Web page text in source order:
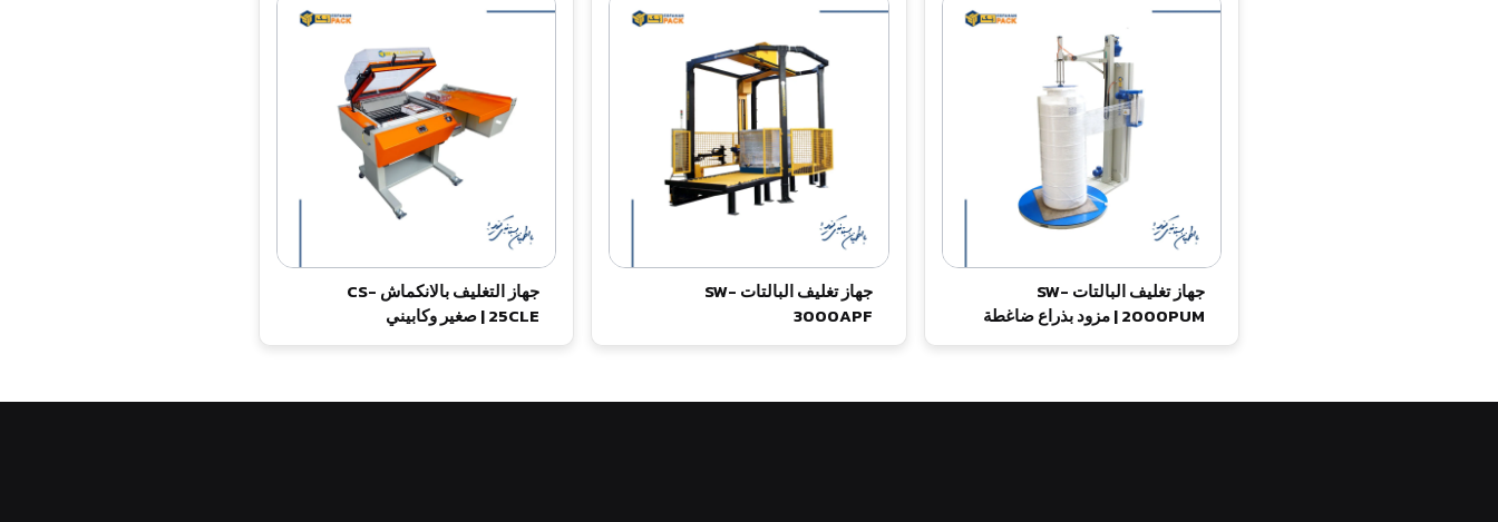
جهاز تغليف البالتات SW-
2000PUM | مزود بذراع ضاغطة
ومحرك
جهاز تغليف البالتات SW-
3000APF
جهاز التغليف بالانكماش CS-
25CLE | صغير وكابيني